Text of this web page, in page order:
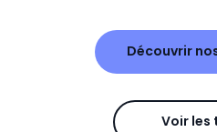
Découvrir
Voir les